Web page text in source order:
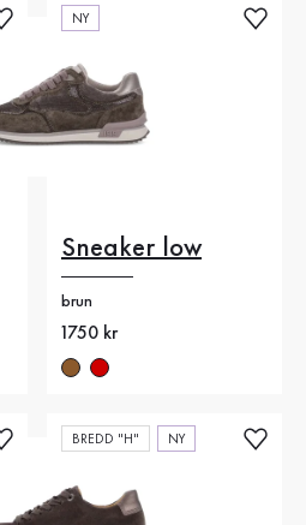
NY
Sneaker low
brun
Nytt pris
1750 kr
BREDD "H" NY